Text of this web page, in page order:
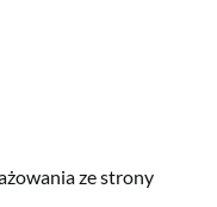
ze strony